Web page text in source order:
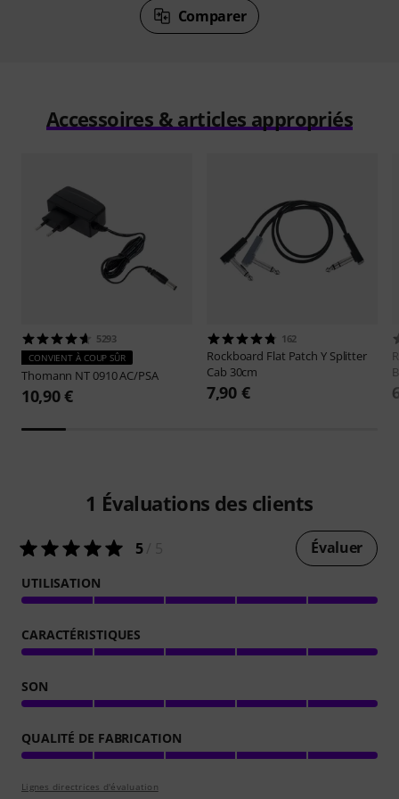
Comparer
Accessoires & articles appropriés
5293
CONVIENT À COUP SÛR
Thomann NT 0910 AC/PSA
10,90 €
162
Rockboard Flat Patch Y Splitter
Cab 30cm
7,90 €
1 Évaluations des clients
5/ 5 Évaluer
UTILISATION
CARACTÉRISTIQUES
SON
QUALITÉ DE FABRICATION
Lignes directrices d'évaluation